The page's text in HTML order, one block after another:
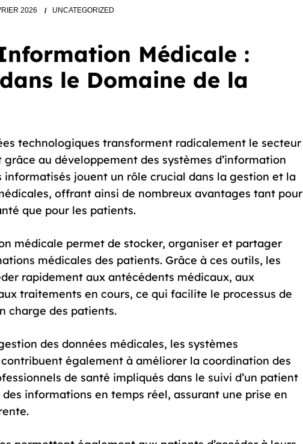
2026 UNCATEGORIZED
Médicale :
le Domaine de la
technologiques transforment radicalement le secteur
au développement des systèmes d’information
informatisés jouent un rôle crucial dans la gestion et la
offrant ainsi de nombreux avantages tant pour
que pour les patients.
médicale permet de stocker, organiser et partager
médicales des patients. Grâce à ces outils, les
rapidement aux antécédents médicaux, aux
traitements en cours, ce qui facilite le processus de
charge des patients.
des données médicales, les systèmes
également à améliorer la coordination des
de santé impliqués dans le suivi d’un patient
informations en temps réel, assurant une prise en